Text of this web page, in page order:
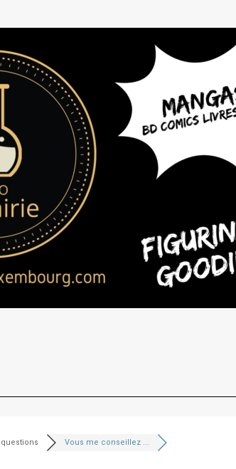
Vous me conseillez ...